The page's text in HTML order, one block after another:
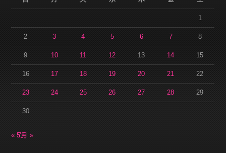
1
2 3 4 5 6 7 8
9 10 11 12 13 14 15
16 17 18 19 20 21 22
23 24 25 26 27 28 29
30
« 5月7月 »